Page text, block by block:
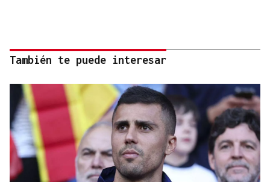
También te puede interesar